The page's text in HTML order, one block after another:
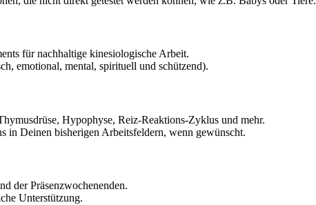
für nachhaltige kinesiologische Arbeit.
emotional, mental, spirituell und schützend).
Hypophyse, Reiz-Reaktions-Zyklus und mehr.
in Deinen bisherigen Arbeitsfeldern, wenn gewünscht.
der Präsenzwochenenden.
Unterstützung.